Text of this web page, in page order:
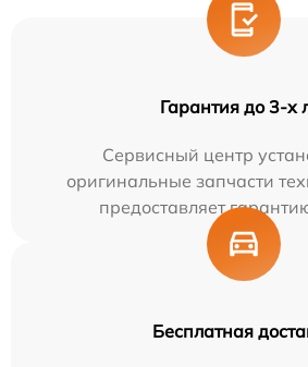
Гарантия до 3-х
Сервисный центр
оригинальные запчасти
предоставляет
Бесплатная